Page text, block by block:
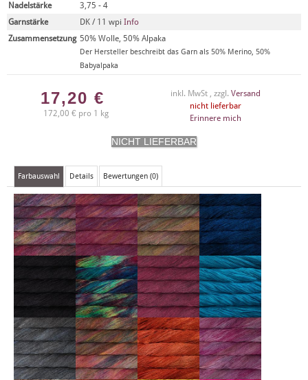
Nadelstärke
3,75 - 4
Garnstärke
DK / 11 wpi Info
Zusammensetzung 50% Wolle, 50% Alpaka
Der Hersteller beschreibt das Garn als 50% Merino, 50%
Babyalpaka
17,20 €
172,00 € pro 1 kg
inkl. MwSt , zzgl. Versand
nicht lieferbar
Erinnere mich
Farbauswahl Details Bewertungen (0)